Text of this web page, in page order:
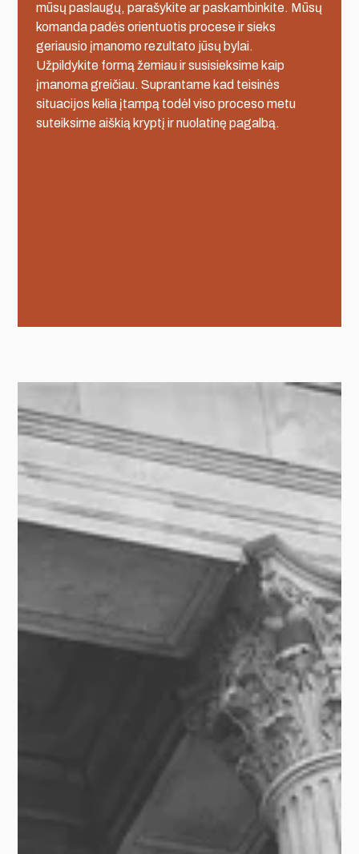
mūsų paslaugų, parašykite ar paskambinkite. Mūsų
komanda padės orientuotis procese ir sieks
geriausio įmanomo rezultato jūsų bylai.
Užpildykite formą žemiau ir susisieksime kaip
įmanoma greičiau. Suprantame kad teisinės
situacijos kelia įtampą todėl viso proceso metu
suteiksime aiškią kryptį ir nuolatinę pagalbą.